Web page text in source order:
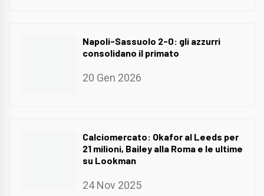
Napoli-Sassuolo 2-0: gli azzurri
consolidano il primato
20 Gen 2026
Calciomercato: Okafor al Leeds per
21 milioni, Bailey alla Roma e le ultime
su Lookman
24 Nov 2025